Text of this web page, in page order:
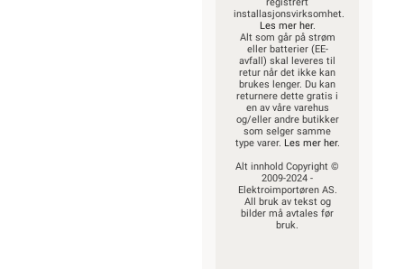
installasjonsvirksomhet.
Les mer her.
Alt som går på strøm
eller batterier (EE-
avfall) skal leveres til
retur når det ikke kan
brukes lenger. Du kan
returnere dette gratis i
en av våre varehus
og/eller andre butikker
som selger samme
type varer. Les mer her.
Alt innhold Copyright ©
2009-2024 -
Elektroimportøren AS.
All bruk av tekst og
bilder må avtales før
bruk.